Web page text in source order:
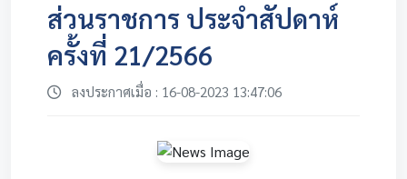
ส่วนราชการ ประจำสัปดาห์
ครั้งที่ 21/2566
ลงประกาศเมื่อ : 16-08-2023 13:47:06